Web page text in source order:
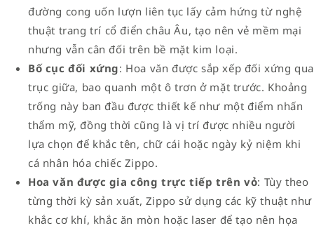
đường cong uốn lượn liên tục lấy cảm hứng từ nghệ
thuật trang trí cổ điển châu Âu, tạo nên vẻ mềm mại
nhưng vẫn cân đối trên bề mặt kim loại.
Bố cục đối xứng: Hoa văn được sắp xếp đối xứng qua
trục giữa, bao quanh một ô trơn ở mặt trước. Khoảng
trống này ban đầu được thiết kế như một điểm nhấn
thẩm mỹ, đồng thời cũng là vị trí được nhiều người
lựa chọn để khắc tên, chữ cái hoặc ngày kỷ niệm khi
cá nhân hóa chiếc Zippo.
Hoa văn được gia công trực tiếp trên vỏ: Tùy theo
từng thời kỳ sản xuất, Zippo sử dụng các kỹ thuật như
khắc cơ khí, khắc ăn mòn hoặc laser để tạo nên họa